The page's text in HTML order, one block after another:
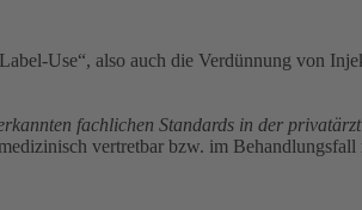
Use“, also auch die Verdünnung von
fachlichen Standards in der
vertretbar bzw. im